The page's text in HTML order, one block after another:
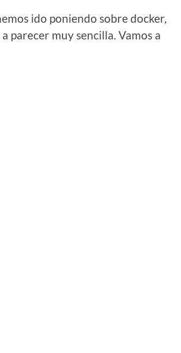
ido poniendo sobre docker,
parecer muy sencilla. Vamos a